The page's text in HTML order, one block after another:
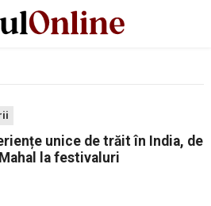
unice de trăit în India, de
Mahal la festivaluri